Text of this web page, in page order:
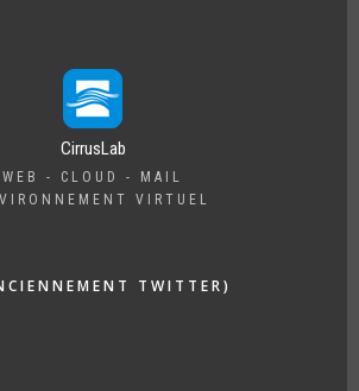
CirrusLab
WEB - CLOUD - MAIL
VIRTUEL
TWITTER)